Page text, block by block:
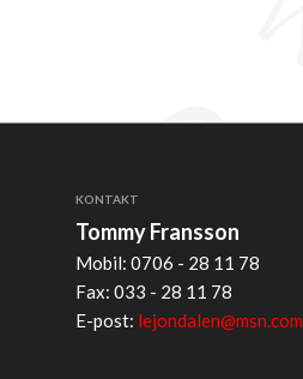
KONTAKT
Tommy Fransson
Mobil: 0706 - 28 11 78
Fax: 033 - 28 11 78
E-post: lejondalen@msn.com